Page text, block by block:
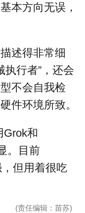
本方向无误，
述得非常细
执行者”，还会
不会自我检
件环境所致。
Grok和
。目前
但用着很吃
(责任编辑：苗苏)